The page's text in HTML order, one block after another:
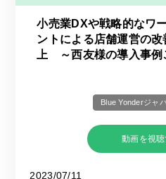
小売業DXや戦略的なワ
ントによる店舗運営の
上 ～西友様の導入事例
Blue Yonderジャ
動画を視
2023/07/11